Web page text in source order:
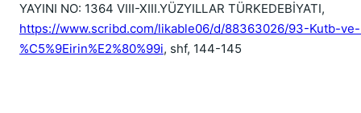
YAYINI NO: 1364 VIII-XIII.YÜZYILLAR TÜRKEDEBİYATI,
https://www.scribd.com/likable06/d/88363026/93-Kutb-
%C5%9Eirin%E2%80%99i, shf, 144-145